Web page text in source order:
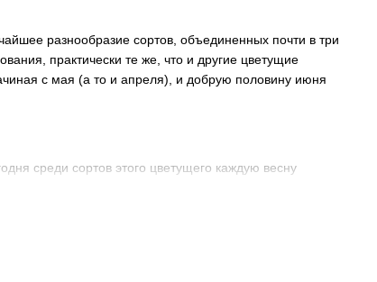
разнообразие сортов, объединенных почти в три
практически те же, что и другие цветущие
с мая (а то и апреля), и добрую половину июня
среди сортов этого цветущего каждую весну